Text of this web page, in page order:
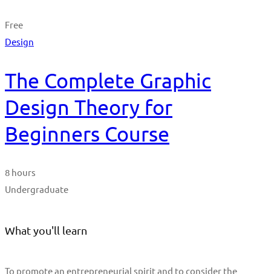
Free
Design
The Complete Graphic
Design Theory for
Beginners Course
8 hours
Undergraduate
What you'll learn
To promote an entrepreneurial spirit and to consider the